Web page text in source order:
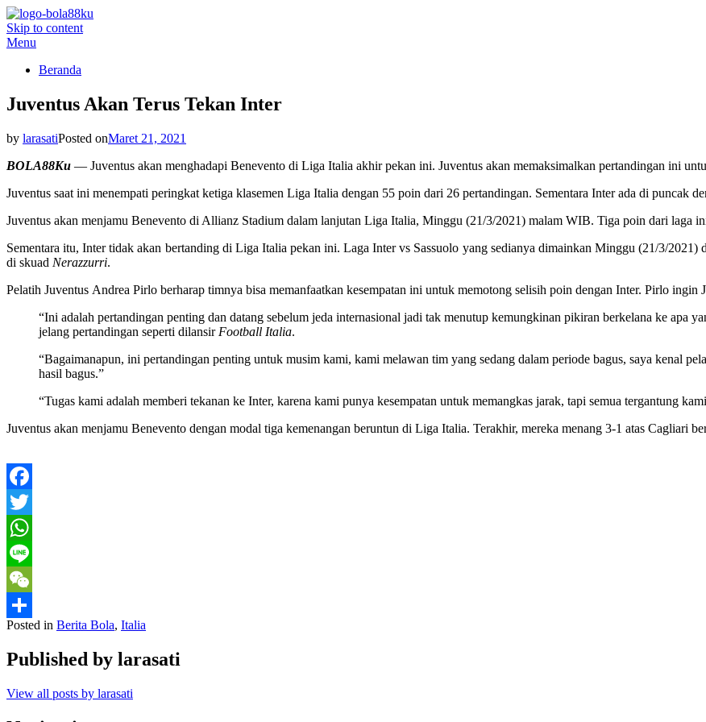
BOLA88KU.ID
Berita Bola Terbaru dan Terhangat
Skip to content
Menu
Beranda
Juventus Akan Terus Tekan Inter
by larasatiPosted onMaret 21, 2021
BOLA88Ku — Juventus akan menghadapi Benevento di Liga Italia akhir pekan ini. Juventus akan memaksimalkan pertandingan ini
Juventus saat ini menempati peringkat ketiga klasemen Liga Italia dengan 55 poin dari 26 pertandingan. Sementara Inter ada di puncak
Juventus akan menjamu Benevento di Allianz Stadium dalam lanjutan Liga Italia, Minggu (21/3/2021) malam WIB. Tiga poin dari laga
Sementara itu, Inter tidak akan bertanding di Liga Italia pekan ini. Laga Inter vs Sassuolo yang sedianya dimainkan Minggu (21/3/
di skuad Nerazzurri.
Pelatih Juventus Andrea Pirlo berharap timnya bisa memanfaatkan kesempatan ini untuk memotong selisih poin dengan Inter. Pirlo
“Ini adalah pertandingan penting dan datang sebelum jeda internasional jadi tak menutup kemungkinan pikiran berkelana ke apa
jelang pertandingan seperti dilansir Football Italia.
“Bagaimanapun, ini pertandingan penting untuk musim kami, kami melawan tim yang sedang dalam periode bagus, saya kenal
hasil bagus.”
“Tugas kami adalah memberi tekanan ke Inter, karena kami punya kesempatan untuk memangkas jarak, tapi semua tergantung
Juventus akan menjamu Benevento dengan modal tiga kemenangan beruntun di Liga Italia. Terakhir, mereka menang 3-1 atas Cagliari
Facebook
Twitter
WhatsApp
Line
WeChat
Share
Posted in Berita Bola, Italia
Published by larasati
View all posts by larasati